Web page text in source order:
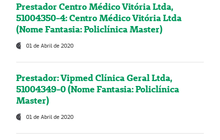
Prestador Centro Médico Vitória Ltda,
51004350-4: Centro Médico Vitória Ltda
(Nome Fantasia: Policlínica Master)
01 de Abril de 2020
Prestador: Vipmed Clínica Geral Ltda,
51004349-0 (Nome Fantasia: Policlínica
Master)
01 de Abril de 2020